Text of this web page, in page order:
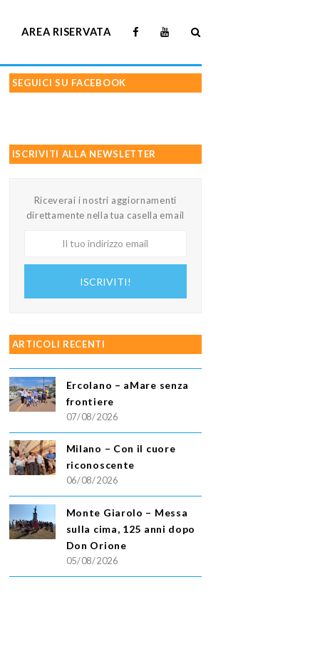
AREA RISERVATA
SEGUICI SU FACEBOOK
ISCRIVITI ALLA NEWSLETTER
Riceverai i nostri aggiornamenti
direttamente nella tua casella email
ISCRIVITI!
ARTICOLI RECENTI
Ercolano – aMare senza
frontiere
07/08/2026
Milano – Con il cuore
riconoscente
06/08/2026
Monte Giarolo – Messa
sulla cima, 125 anni dopo
Don Orione
05/08/2026